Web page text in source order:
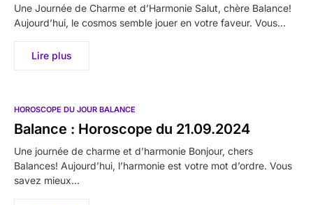
Une Journée de Charme et d’Harmonie Salut, chère Balance!
Aujourd’hui, le cosmos semble jouer en votre faveur. Vous…
Lire plus
HOROSCOPE DU JOUR BALANCE
Balance : Horoscope du 21.09.2024
Une journée de charme et d’harmonie Bonjour, chers
Balances! Aujourd’hui, l’harmonie est votre mot d’ordre. Vous
savez mieux…